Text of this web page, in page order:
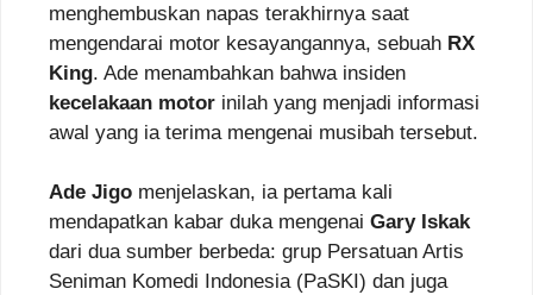
menghembuskan napas terakhirnya saat
mengendarai motor kesayangannya, sebuah RX
King. Ade menambahkan bahwa insiden
kecelakaan motor inilah yang menjadi informasi
awal yang ia terima mengenai musibah tersebut.
Ade Jigo menjelaskan, ia pertama kali
mendapatkan kabar duka mengenai Gary Iskak
dari dua sumber berbeda: grup Persatuan Artis
Seniman Komedi Indonesia (PaSKI) dan juga